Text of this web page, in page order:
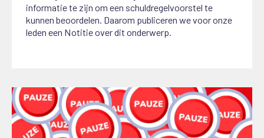
informatie te zijn om een schuldregelvoorstel te
kunnen beoordelen. Daarom publiceren we voor onze
leden een Notitie over dit onderwerp.